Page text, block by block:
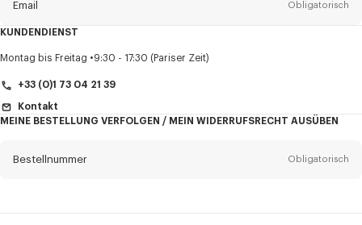
Email Obligatorisch
Anrede Obligatorisch
KUNDENDIENST
Montag bis Freitag 9:30 - 17:30 (Pariser Zeit)
+33 (0)1 73 04 21 39
Kontakt
MEINE BESTELLUNG VERFOLGEN / MEIN WIDERRUFSRECHT AUSÜBEN
Bestellnummer Obligatorisch